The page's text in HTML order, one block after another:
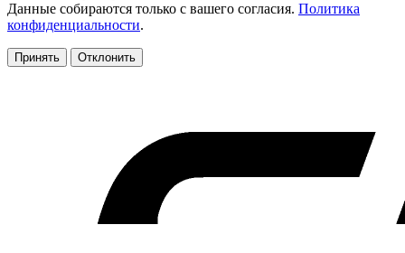
Данные собираются только с вашего согласия. Политика
конфиденциальности.
Принять Отклонить